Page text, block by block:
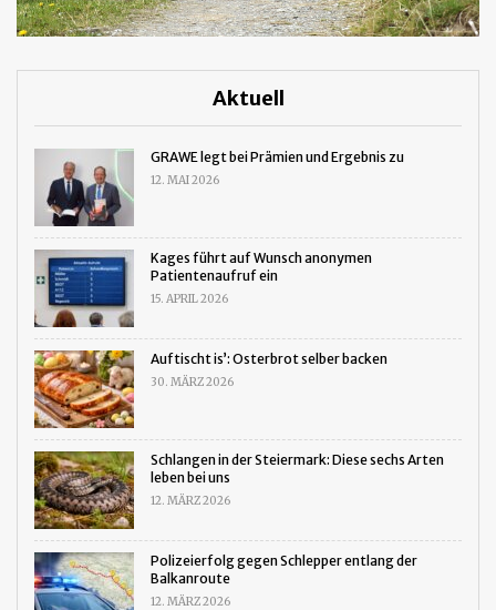
Aktuell
GRAWE legt bei Prämien und Ergebnis zu
12. MAI 2026
Kages führt auf Wunsch anonymen
Patientenaufruf ein
15. APRIL 2026
Auftischt is’: Osterbrot selber backen
30. MÄRZ 2026
Schlangen in der Steiermark: Diese sechs Arten
leben bei uns
12. MÄRZ 2026
Polizeierfolg gegen Schlepper entlang der
Balkanroute
12. MÄRZ 2026